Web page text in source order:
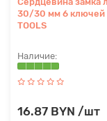
30/30 мм 6 ключей
TOOLS
16.87 BYN /шт